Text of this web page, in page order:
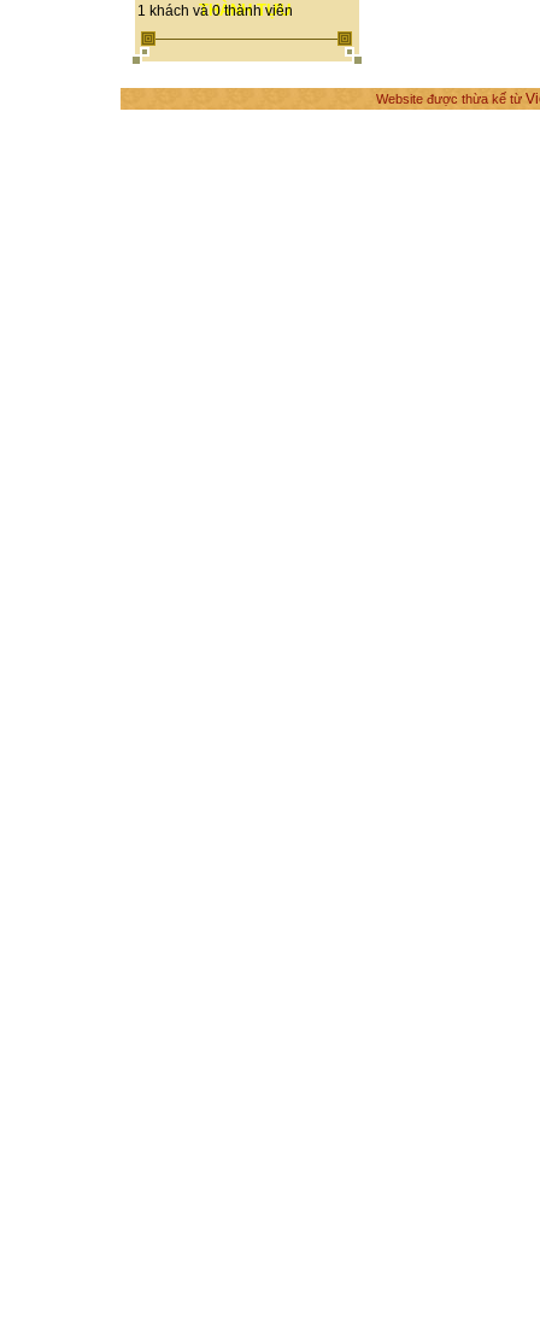
THÀNH TỰU
1 khách và 0 thành viên
Website được thừa kế từ